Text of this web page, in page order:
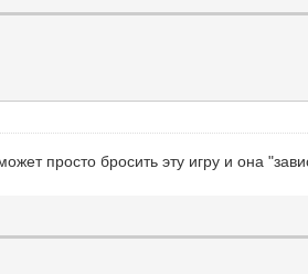
просто бросить эту игру и она